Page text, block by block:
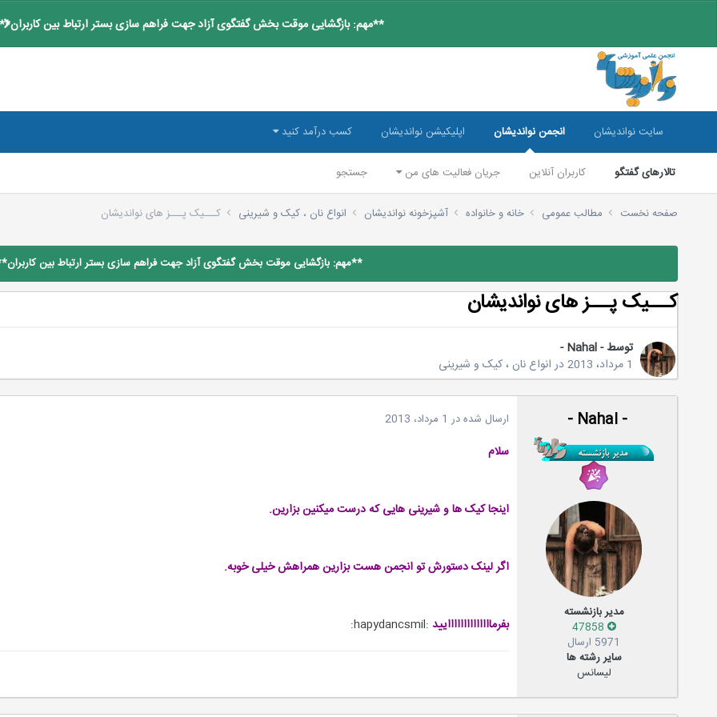
**مهم: بازگشایی موقت بخش گفتگوی آزاد جهت فراهم سازی بستر ارتباط بین کاربران**
سایت نواندیشان انجمن نواندیشان
تالارهای گفتگو کاربران آنلاین جریان فعالیت های من جستجو
اپلیکیشن نواندیشان کسب درآمد کنید
صفحه نخست مطالب عمومی خانه و خانواده آشپزخونه نواندیشان انواع نان ، کیک و شیرینی کـــیک پـــز های نواندیشان
**مهم: بازگشایی موقت بخش گفتگوی آزاد جهت فراهم سازی بستر ارتباط بین
کـــیک پـــز های نواندیشان
توسط- Nahal -
1 مرداد، 2013
درانواع نان ، کیک و شیرینی
- Nahal -
مدیر بازنشسته
5971 ارسال
سایر رشته ها
لیسانس
ارسال شده در 1 مرداد، 2013
سلام
اینجا کیک ها و شیرینی هایی که درست میکنین بزارین.
اگر لینک دستورش تو انجمن هست بزارین همراهش خیلی خوبه.
بفرماااااااااااااایید :hapydancsmil: